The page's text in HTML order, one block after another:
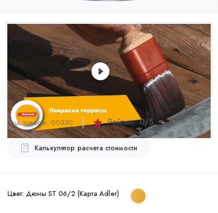
Код товара: 00330 Рейтинг:0/5
Калькулятор расчета стоимости
Цвет: Дюны ST 06/2 (Карта Adler)